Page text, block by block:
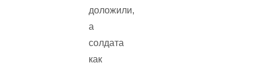
доложили,
а
солдата
как